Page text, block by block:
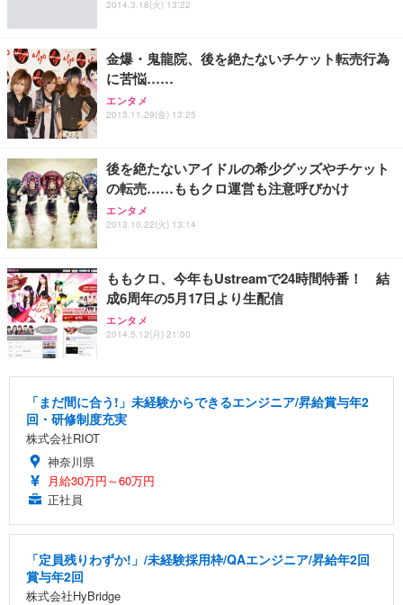
2014.3.18(火) 13:22
金爆・鬼龍院、後を絶たないチケット転売行為
に苦悩……
エンタメ
2013.11.29(金) 13:25
後を絶たないアイドルの希少グッズやチケット
の転売……ももクロ運営も注意呼びかけ
エンタメ
2013.10.22(火) 13:14
ももクロ、今年もUstreamで24時間特番！ 結
成6周年の5月17日より生配信
エンタメ
2014.5.12(月) 21:00
「まだ間に合う!」未経験からできるエンジニア/昇給賞与年2
回・研修制度充実
株式会社RIOT
神奈川県
月給30万円～60万円
正社員
「定員残りわずか!」/未経験採用枠/QAエンジニア/昇給年2回
賞与年2回
株式会社HyBridge